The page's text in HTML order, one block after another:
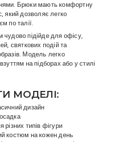
Брюки мають комфортну
який дозволяє легко
по талії.
чудово підійде для офісу,
святкових подій та
Модель легко
на підборах або у стилі
МОДЕЛІ:
дизайн
різних типів фігури
костюм на кожен день